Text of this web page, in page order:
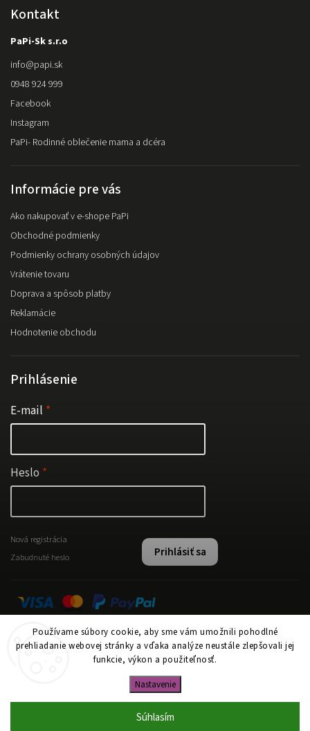
Používame súbory cookie, aby sme vám umožnili pohodlné
prehliadanie webovej stránky a vďaka analýze neustále zlepšovali jej
funkcie, výkon a použiteľnosť.
Nastavenie
Súhlasím
Kontakt
PaPi-Sk s.r.o
info@papi.sk
0948 924 999
Facebook
Instagram
PaPi- Rodinné oblečenie mama a dcéra
Informácie pre vás
Ako nakupovať v e-shope PaPi
Obchodné podmienky
Podmienky ochrany osobných údajov
Vrátenie tovaru
Doprava a spôsob platby
Reklamácie
Hodnotenie obchodu
Prihlásenie
E-mail
Heslo
Prihlásiť sa
Nová registrácia
Zabudnuté heslo
Instagram
www.papi.sk. Všetky práva vyhradené.
Upraviť nastavenie cookies